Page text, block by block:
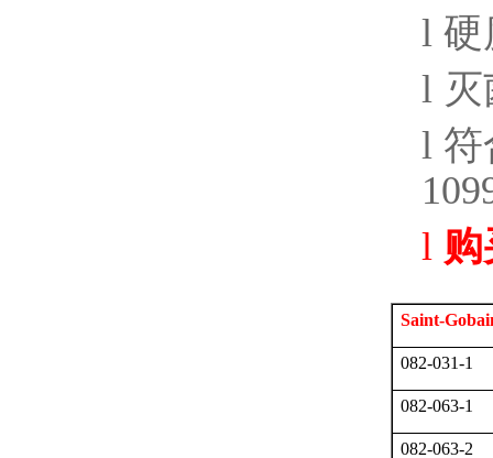
l 硬
l
l 符
l
Saint-
082-031-1
082-063-1
082-063-2